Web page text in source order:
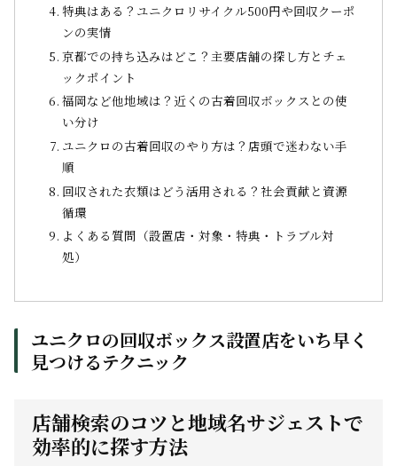
特典はある？ユニクロリサイクル500円や回収クーポ
ンの実情
京都での持ち込みはどこ？主要店舗の探し方とチェ
ックポイント
福岡など他地域は？近くの古着回収ボックスとの使
い分け
ユニクロの古着回収のやり方は？店頭で迷わない手
順
回収された衣類はどう活用される？社会貢献と資源
循環
よくある質問（設置店・対象・特典・トラブル対
処）
ユニクロの回収ボックス設置店をいち早く
見つけるテクニック
店舗検索のコツと地域名サジェストで
効率的に探す方法